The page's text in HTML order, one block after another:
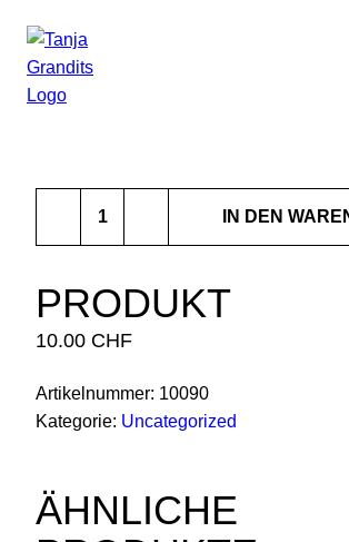
RESTAURANT STUCKI
KONTAKT
ONLINESHOP
IN DEN
PRODUKT
10.00 CHF
Artikelnummer: 10090
Kategorie: Uncategorized
ÄHNLICHE